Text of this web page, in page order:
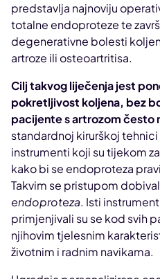
predstavlja najnoviju
totalne endoproteze te
degenerativne bolesti
artroze ili osteoartritisa.
Cilj takvog liječenja jest
pokretljivost koljena, bez
pacijente s artrozom često
standardnoj kirurškoj tehnici
instrumenti koji su tijekom
kako bi se endoproteza
Takvim se pristupom
endoproteza. Isti
primjenjivali su se kod svih
njihovim tjelesnim
životnim i radnim navikama.